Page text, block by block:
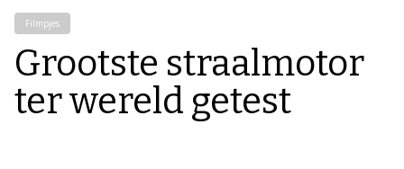
Filmpjes
Grootste straalmotor
ter wereld getest